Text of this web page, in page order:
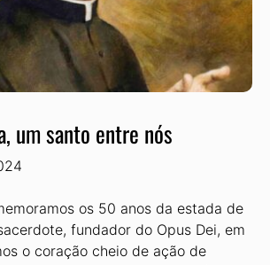
um santo entre nós
os 50 anos da estada de
fundador do Opus Dei, em
o coração cheio de ação de